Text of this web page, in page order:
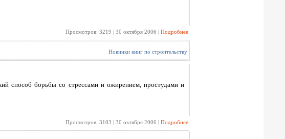
Просмотров: 3219 | 30 октября 2006 | Подробнее
Новинки книг по строительству
способ борьбы со стрессами и ожирением, простудами и
Просмотров: 3103 | 30 октября 2006 | Подробнее